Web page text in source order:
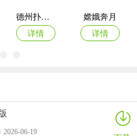
技系统，可以通过使用微信进行金
则
取，大量的游戏道具物品可以在裏
玩法去了解；
德州扑扑克单机版安卓版
详情
嫦娥奔月
详情
大满贯老虎机游戏下载
金旺棋牌
2026-06-19